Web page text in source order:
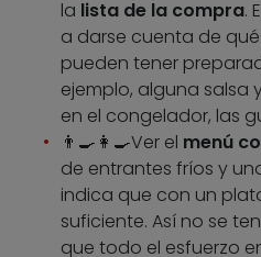
la lista de la compra.
a darse cuenta de
pueden tener
ejemplo, alguna
en el congelador, las
👨‍🍳👩‍🍳Ver el menú
de entrantes fríos y
indica que con un
suficiente. Así no se
que todo el esfuerzo